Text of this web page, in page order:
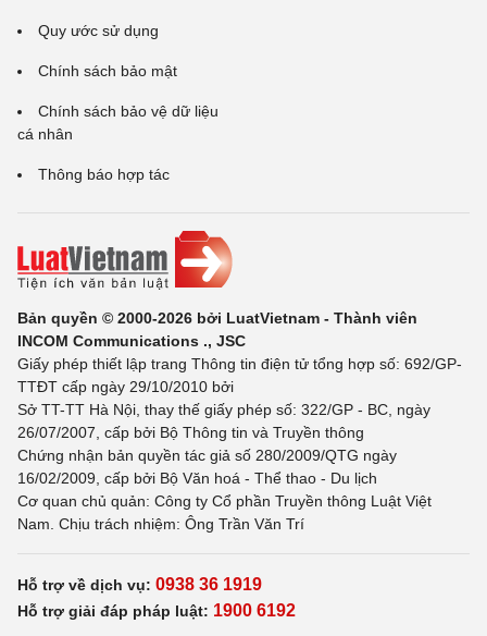
Quy ước sử dụng
Chính sách bảo mật
Chính sách bảo vệ dữ liệu
cá nhân
Thông báo hợp tác
Bản quyền © 2000-2026 bởi LuatVietnam - Thành viên
INCOM Communications ., JSC
Giấy phép thiết lập trang Thông tin điện tử tổng hợp số: 692/GP-
TTĐT cấp ngày 29/10/2010 bởi
Sở TT-TT Hà Nội, thay thế giấy phép số: 322/GP - BC, ngày
26/07/2007, cấp bởi Bộ Thông tin và Truyền thông
Chứng nhận bản quyền tác giả số 280/2009/QTG ngày
16/02/2009, cấp bởi Bộ Văn hoá - Thể thao - Du lịch
Cơ quan chủ quản: Công ty Cổ phần Truyền thông Luật Việt
Nam. Chịu trách nhiệm: Ông Trần Văn Trí
Hỗ trợ về dịch vụ: 0938 36 1919
Hỗ trợ giải đáp pháp luật: 1900 6192